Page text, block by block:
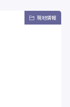
現地情報